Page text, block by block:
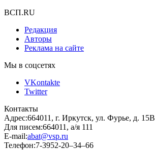
ВСП.RU
Редакция
Авторы
Реклама на сайте
Мы в соцсетях
VKontakte
Twitter
Контакты
Адрес:664011, г. Иркутск, ул. Фурье, д. 15В
Для писем:664011, а/я 111
E-mail:abat@vsp.ru
Телефон:7-3952-20–34–66